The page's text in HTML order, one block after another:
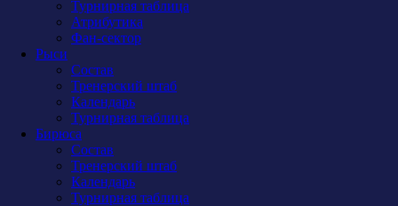
Турнирная таблица
Атрибутика
Фан-сектор
Рыси
Состав
Тренерский штаб
Календарь
Турнирная таблица
Бирюса
Состав
Тренерский штаб
Календарь
Турнирная таблица